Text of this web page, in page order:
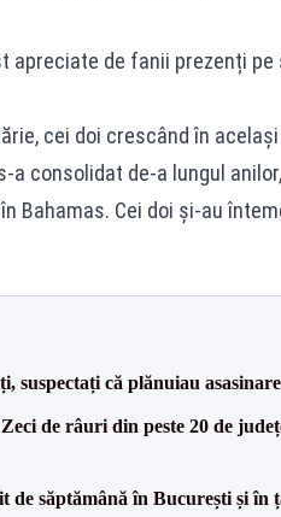
apreciate de fanii prezenți pe
cei doi crescând în
a consolidat de-a lungul
Bahamas. Cei doi și-au
suspectați că plănuiau
de râuri din peste 20 de
săptămână în București și în